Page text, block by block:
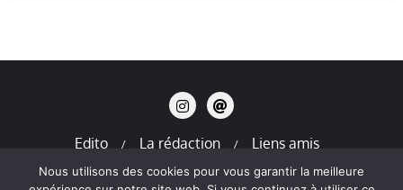
Edito La rédaction
Liens amis
Mentions légales
Nous utilisons des cookies pour vous garantir la meilleure